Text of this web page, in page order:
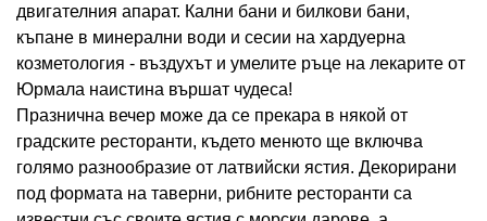
двигателния апарат. Кални бани и билкови бани,
къпане в минерални води и сесии на хардуерна
козметология - въздухът и умелите ръце на лекарите от
Юрмала наистина вършат чудеса!
Празнична вечер може да се прекара в някой от
градските ресторанти, където менюто ще включва
голямо разнообразие от латвийски ястия. Декорирани
под формата на таверни, рибните ресторанти са